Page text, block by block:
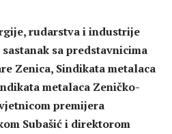
rudarstva i industrije
sa predstavnicima
Zenica, Sindikata metalaca
metalaca Zeničko-
premijera
Subašić i direktorom